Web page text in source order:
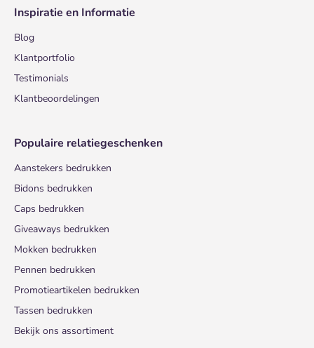
Inspiratie en Informatie
Blog
Klantportfolio
Testimonials
Klantbeoordelingen
Populaire relatiegeschenken
Aanstekers bedrukken
Bidons bedrukken
Caps bedrukken
Giveaways bedrukken
Mokken bedrukken
Pennen bedrukken
Promotieartikelen bedrukken
Tassen bedrukken
Bekijk ons assortiment